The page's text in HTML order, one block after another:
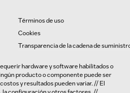
Términos de uso
Cookies
Transparencia de la cadena de
hardware y software habilitados o
producto o componente puede ser
y resultados pueden variar. // El